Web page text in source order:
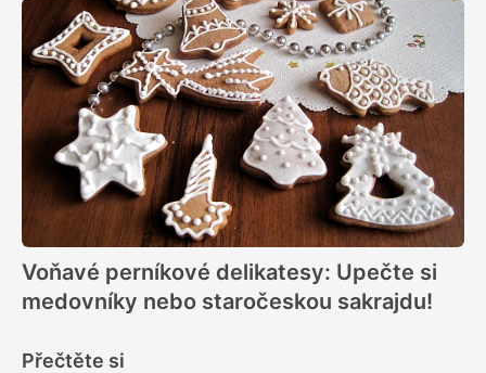
Voňavé perníkové delikatesy: Upečte si
medovníky nebo staročeskou sakrajdu!
Přečtěte si